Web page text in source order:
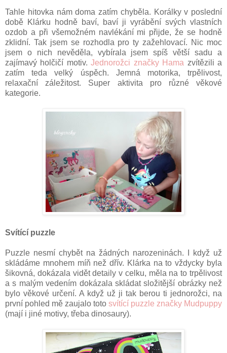
Tahle hitovka nám doma zatím chyběla. Korálky v poslední
době Klárku hodně baví, baví ji vyrábění svých vlastních
ozdob a při všemožném navlékání mi přijde, že se hodně
zklidní. Tak jsem se rozhodla pro ty zažehlovací. Nic moc
jsem o nich nevěděla, vybírala jsem spíš větší sadu a
zajímavý holčičí motiv.Jednorožci značky Hama zvítězili a
zatím teda velký úspěch. Jemná motorika, trpělivost,
relaxační záležitost. Super aktivita pro různé věkové
kategorie.
Svítící puzzle
Puzzle nesmí chybět na žádných narozeninách. I když už
skládáme mnohem míň než dřív. Klárka na to vždycky byla
šikovná, dokázala vidět detaily v celku, měla na to trpělivost
a s malým vedením dokázala skládat složitější obrázky než
bylo věkové určení. A když už ji tak berou ti jednorožci, na
první pohled mě zaujalo toto svítící puzzle značky Mudpuppy
(mají i jiné motivy, třeba dinosaury).